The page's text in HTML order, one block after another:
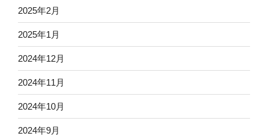
2025年2月
2025年1月
2024年12月
2024年11月
2024年10月
2024年9月